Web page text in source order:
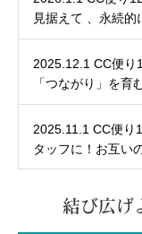
見据えて 、永続的
2025.12.1 CC便り
「つながり」を育
2025.11.1 CC便り
タッフに！お互い